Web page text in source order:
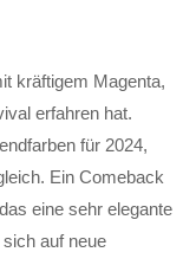
kräftigem Magenta,
erfahren hat.
für 2024,
Ein Comeback
eine sehr elegante
auf neue